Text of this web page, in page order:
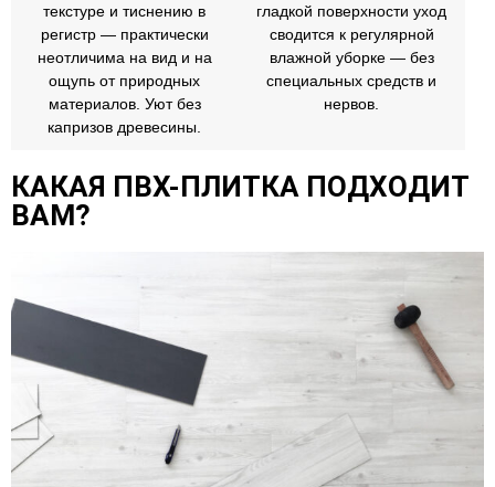
текстуре и тиснению в
регистр — практически
неотличима на вид и на
ощупь от природных
материалов. Уют без
капризов древесины.
гладкой поверхности уход
сводится к регулярной
влажной уборке — без
специальных средств и
нервов.
КАКАЯ ПВХ-ПЛИТКА ПОДХОДИТ
ВАМ?